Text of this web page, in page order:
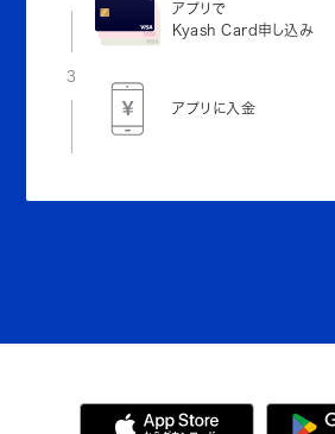
アプリで
Kyash Card申し込み
3
アプリに入金